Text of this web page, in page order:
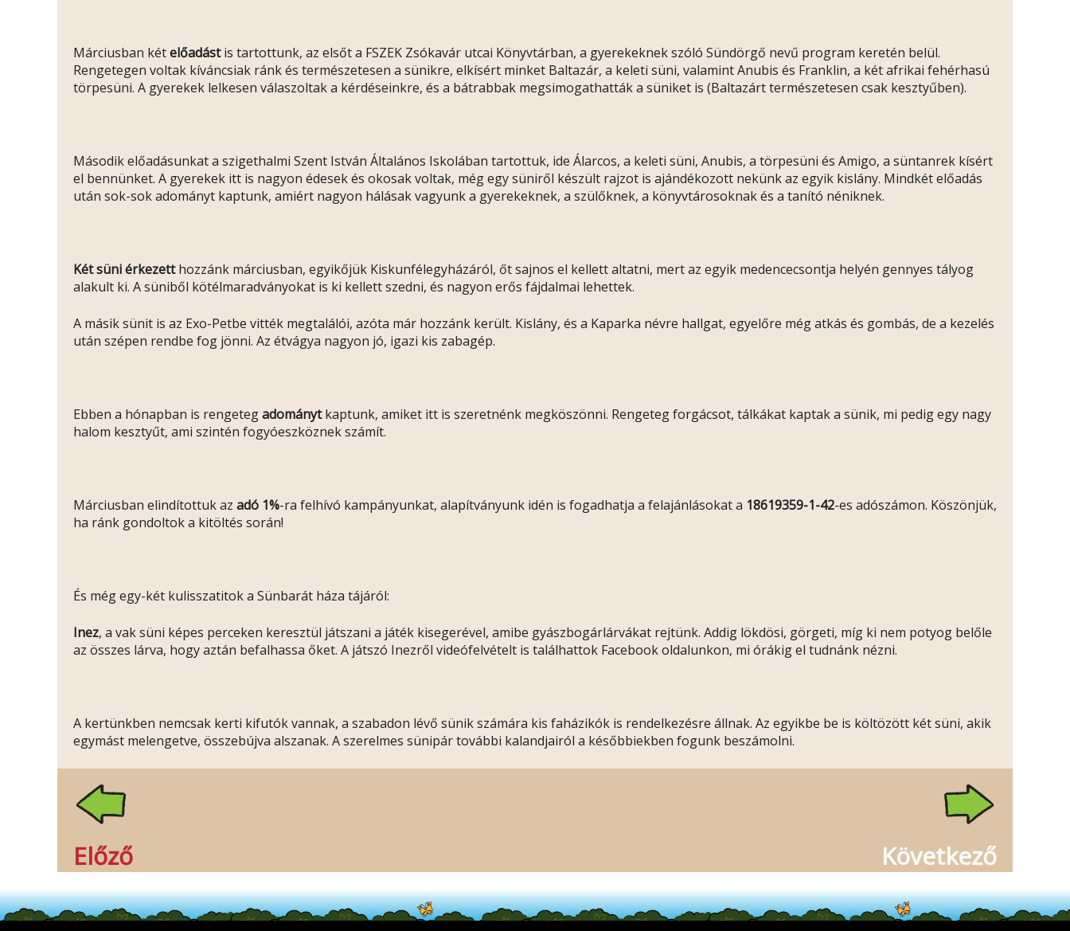
Márciusban kételőadástis tartottunk, az elsőt a FSZEK Zsókavár utcai Könyvtárban, a gyerekeknek szóló Sündörgő nevű program keretén belül.
Rengetegen voltak kíváncsiak ránk és természetesen a sünikre, elkísért minket Baltazár, a keleti süni, valamint Anubis és Franklin, a két afrikai fehérhasú
törpesüni. A gyerekek lelkesen válaszoltak a kérdéseinkre, és a bátrabbak megsimogathatták a süniket is (Baltazárt természetesen csak kesztyűben).
Második előadásunkat a szigethalmi Szent István Általános Iskolában tartottuk, ide Álarcos, a keleti süni, Anubis, a törpesüni és Amigo, a süntanrek kísért
el bennünket. A gyerekek itt is nagyon édesek és okosak voltak, még egy süniről készült rajzot is ajándékozott nekünk az egyik kislány. Mindkét előadás
után sok-sok adományt kaptunk, amiért nagyon hálásak vagyunk a gyerekeknek, a szülőknek, a könyvtárosoknak és a tanító néniknek.
Két süni érkezetthozzánk márciusban, egyikőjük Kiskunfélegyházáról, őt sajnos el kellett altatni, mert az egyik medencecsontja helyén gennyes tályog
alakult ki. A süniből kötélmaradványokat is ki kellett szedni, és nagyon erős fájdalmai lehettek.
A másik sünit is az Exo-Petbe vitték megtalálói, azóta már hozzánk került. Kislány, és a Kaparka névre hallgat, egyelőre még atkás és gombás, de a kezelés
után szépen rendbe fog jönni. Az étvágya nagyon jó, igazi kis zabagép.
Ebben a hónapban is rengetegadománytkaptunk, amiket itt is szeretnénk megköszönni. Rengeteg forgácsot, tálkákat kaptak a sünik, mi pedig egy nagy
halom kesztyűt, ami szintén fogyóeszköznek számít.
Márciusban elindítottuk az adó 1%-ra felhívó kampányunkat, alapítványunk idén is fogadhatja a felajánlásokat a 18619359-1-42-es adószámon. Köszönjük,
ha ránk gondoltok a kitöltés során!
És még egy-két kulisszatitok a Sünbarát háza tájáról:
Inez, a vak süni képes perceken keresztül játszani a játék kisegerével, amibe gyászbogárlárvákat rejtünk. Addig lökdösi, görgeti, míg ki nem potyog belőle
az összes lárva, hogy aztán befalhassa őket. A játszó Inezről videófelvételt is találhattok Facebook oldalunkon, mi órákig el tudnánk nézni.
A kertünkben nemcsak kerti kifutók vannak, a szabadon lévő sünik számára kis faházikók is rendelkezésre állnak. Az egyikbe be is költözött két süni, akik
egymást melengetve, összebújva alszanak. A szerelmes sünipár további kalandjairól a későbbiekben fogunk beszámolni.
Előző Következő